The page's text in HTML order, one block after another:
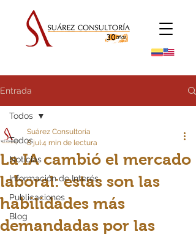
Entrada
Todos
Noticias
Información de Interés
Publicaciones
Blog
Todos
La IA cambió el mercado
laboral: estas son las
habilidades más
demandadas por las
Suárez Consultoría
8 jul4 min de lectura